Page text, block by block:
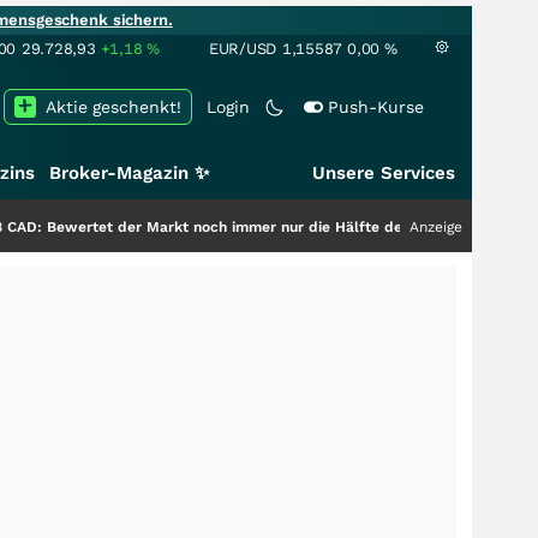
sichern.
29.728,93 +1,18% EUR/USD 1,15587 0,00 %
Login Push-Kurse
Aktie geschenkt!
Broker-Magazin ✨ Unsere Services
der Markt noch immer nur die Hälfte der Story?+++ Anzeige